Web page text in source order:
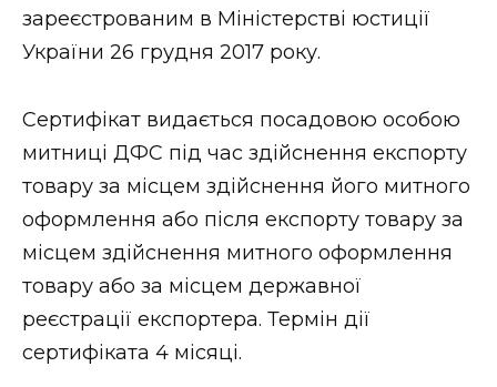
зареєстрованим в Міністерстві юстиції
України 26 грудня 2017 року.
Сертифікат видається посадовою особою
митниці ДФС під час здійснення експорту
товару за місцем здійснення його митного
оформлення або після експорту товару за
місцем здійснення митного оформлення
товару або за місцем державної
реєстрації експортера. Термін дії
сертифіката 4 місяці.